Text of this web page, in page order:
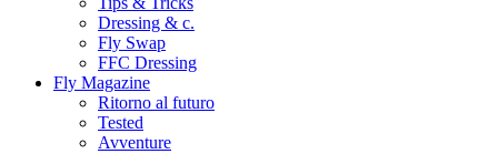
Dressing & c.
Fly Swap
FFC Dressing
Fly Magazine
Ritorno al futuro
Tested
Avventure